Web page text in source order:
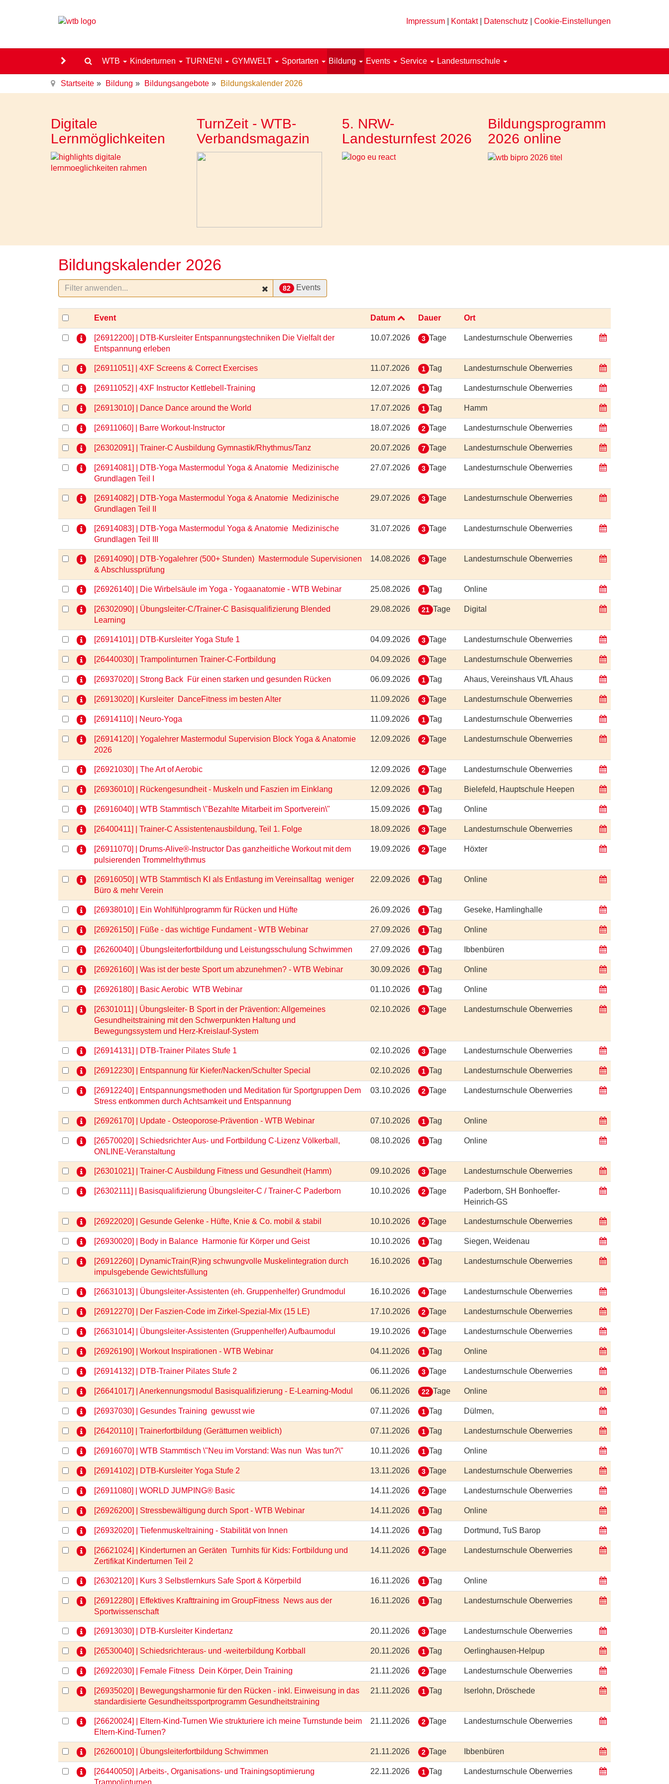
Impressum Kontakt| Datenschutz Cookie-Einstellungen
WTB Kinderturnen TURNEN! GYMWELT Sportarten Bildung Events Service Landesturnschule
Startseite Bildung Bildungsangebote Bildungskalender 2026
Digitale
Lernmöglichkeiten
TurnZeit - WTB-
Verbandsmagazin
5. NRW-
Landesturnfest 2026
Bildungsprogramm
2026 online
Bildungskalender 2026
82 Events
Event Datum Dauer Ort
[26912200] | DTB-Kursleiter Entspannungstechniken Die Vielfalt der
Entspannung erleben
10.07.2026 3 Tage Landesturnschule Oberwerries
[26911051] | 4XF Screens & Correct Exercises 11.07.2026 1 Tag Landesturnschule Oberwerries
[26911052] | 4XF Instructor Kettlebell-Training 12.07.2026 1 Tag Landesturnschule Oberwerries
[26913010] | Dance Dance around the World 17.07.2026 1 Tag Hamm
[26911060] | Barre Workout-Instructor 18.07.2026 2 Tage Landesturnschule Oberwerries
[26302091] | Trainer-C Ausbildung Gymnastik/Rhythmus/Tanz 20.07.2026 7 Tage Landesturnschule Oberwerries
[26914081] | DTB-Yoga Mastermodul Yoga & Anatomie  Medizinische
Grundlagen Teil I
27.07.2026 3 Tage Landesturnschule Oberwerries
[26914082] | DTB-Yoga Mastermodul Yoga & Anatomie  Medizinische
Grundlagen Teil II
29.07.2026 3 Tage Landesturnschule Oberwerries
[26914083] | DTB-Yoga Mastermodul Yoga & Anatomie  Medizinische
Grundlagen Teil III
31.07.2026 3 Tage Landesturnschule Oberwerries
[26914090] | DTB-Yogalehrer (500+ Stunden)  Mastermodule Supervisionen
& Abschlussprüfung
14.08.2026 3 Tage Landesturnschule Oberwerries
[26926140] | Die Wirbelsäule im Yoga - Yogaanatomie - WTB Webinar 25.08.2026 1 Tag Online
[26302090] | Übungsleiter-C/Trainer-C Basisqualifizierung Blended
Learning
29.08.2026 21 Tage Digital
[26914101] | DTB-Kursleiter Yoga Stufe 1 04.09.2026 3 Tage Landesturnschule Oberwerries
[26440030] | Trampolinturnen Trainer-C-Fortbildung 04.09.2026 3 Tage Landesturnschule Oberwerries
[26937020] | Strong Back  Für einen starken und gesunden Rücken 06.09.2026 1 Tag Ahaus, Vereinshaus VfL Ahaus
[26913020] | Kursleiter  DanceFitness im besten Alter 11.09.2026 3 Tage Landesturnschule Oberwerries
[26914110] | Neuro-Yoga 11.09.2026 1 Tag Landesturnschule Oberwerries
[26914120] | Yogalehrer Mastermodul Supervision Block Yoga & Anatomie
2026
12.09.2026 2 Tage Landesturnschule Oberwerries
[26921030] | The Art of Aerobic 12.09.2026 2 Tage Landesturnschule Oberwerries
[26936010] | Rückengesundheit - Muskeln und Faszien im Einklang 12.09.2026 1 Tag Bielefeld, Hauptschule Heepen
[26916040] | WTB Stammtisch \"Bezahlte Mitarbeit im Sportverein\" 15.09.2026 1 Tag Online
[26400411] | Trainer-C Assistentenausbildung, Teil 1. Folge 18.09.2026 3 Tage Landesturnschule Oberwerries
[26911070] | Drums-Alive®-Instructor Das ganzheitliche Workout mit dem
pulsierenden Trommelrhythmus
19.09.2026 2 Tage Höxter
[26916050] | WTB Stammtisch KI als Entlastung im Vereinsalltag  weniger
Büro & mehr Verein
22.09.2026 1 Tag Online
[26938010] | Ein Wohlfühlprogramm für Rücken und Hüfte 26.09.2026 1 Tag Geseke, Hamlinghalle
[26926150] | Füße - das wichtige Fundament - WTB Webinar 27.09.2026 1 Tag Online
[26260040] | Übungsleiterfortbildung und Leistungsschulung Schwimmen 27.09.2026 1 Tag Ibbenbüren
[26926160] | Was ist der beste Sport um abzunehmen? - WTB Webinar 30.09.2026 1 Tag Online
[26926180] | Basic Aerobic  WTB Webinar 01.10.2026 1 Tag Online
[26301011] | Übungsleiter- B Sport in der Prävention: Allgemeines
Gesundheitstraining mit den Schwerpunkten Haltung und
Bewegungssystem und Herz-Kreislauf-System
02.10.2026 3 Tage Landesturnschule Oberwerries
[26914131] | DTB-Trainer Pilates Stufe 1 02.10.2026 3 Tage Landesturnschule Oberwerries
[26912230] | Entspannung für Kiefer/Nacken/Schulter Special 02.10.2026 1 Tag Landesturnschule Oberwerries
[26912240] | Entspannungsmethoden und Meditation für Sportgruppen Dem
Stress entkommen durch Achtsamkeit und Entspannung
03.10.2026 2 Tage Landesturnschule Oberwerries
[26926170] | Update - Osteoporose-Prävention - WTB Webinar 07.10.2026 1 Tag Online
[26570020] | Schiedsrichter Aus- und Fortbildung C-Lizenz Völkerball,
ONLINE-Veranstaltung
08.10.2026 1 Tag Online
[26301021] | Trainer-C Ausbildung Fitness und Gesundheit (Hamm) 09.10.2026 3 Tage Landesturnschule Oberwerries
[26302111] | Basisqualifizierung Übungsleiter-C / Trainer-C Paderborn 10.10.2026 2 Tage
Paderborn, SH Bonhoeffer-
Heinrich-GS
[26922020] | Gesunde Gelenke - Hüfte, Knie & Co. mobil & stabil 10.10.2026 2 Tage Landesturnschule Oberwerries
[26930020] | Body in Balance  Harmonie für Körper und Geist 10.10.2026 1 Tag Siegen, Weidenau
[26912260] | DynamicTrain(R)ing schwungvolle Muskelintegration durch
impulsgebende Gewichtsfüllung
16.10.2026 1 Tag Landesturnschule Oberwerries
[26631013] | Übungsleiter-Assistenten (eh. Gruppenhelfer) Grundmodul 16.10.2026 4 Tage Landesturnschule Oberwerries
[26912270] | Der Faszien-Code im Zirkel-Spezial-Mix (15 LE) 17.10.2026 2 Tage Landesturnschule Oberwerries
[26631014] | Übungsleiter-Assistenten (Gruppenhelfer) Aufbaumodul 19.10.2026 4 Tage Landesturnschule Oberwerries
[26926190] | Workout Inspirationen - WTB Webinar 04.11.2026 1 Tag Online
[26914132] | DTB-Trainer Pilates Stufe 2 06.11.2026 3 Tage Landesturnschule Oberwerries
[26641017] | Anerkennungsmodul Basisqualifizierung - E-Learning-Modul 06.11.2026 22 Tage Online
[26937030] | Gesundes Training  gewusst wie 07.11.2026 1 Tag Dülmen,
[26420110] | Trainerfortbildung (Gerätturnen weiblich) 07.11.2026 1 Tag Landesturnschule Oberwerries
[26916070] | WTB Stammtisch \"Neu im Vorstand: Was nun  Was tun?\" 10.11.2026 1 Tag Online
[26914102] | DTB-Kursleiter Yoga Stufe 2 13.11.2026 3 Tage Landesturnschule Oberwerries
[26911080] | WORLD JUMPING® Basic 14.11.2026 2 Tage Landesturnschule Oberwerries
[26926200] | Stressbewältigung durch Sport - WTB Webinar 14.11.2026 1 Tag Online
[26932020] | Tiefenmuskeltraining - Stabilität von Innen 14.11.2026 1 Tag Dortmund, TuS Barop
[26621024] | Kinderturnen an Geräten  Turnhits für Kids: Fortbildung und
Zertifikat Kinderturnen Teil 2
14.11.2026 2 Tage Landesturnschule Oberwerries
[26302120] | Kurs 3 Selbstlernkurs Safe Sport & Körperbild 16.11.2026 1 Tag Online
[26912280] | Effektives Krafttraining im GroupFitness  News aus der
Sportwissenschaft
16.11.2026 1 Tag Landesturnschule Oberwerries
[26913030] | DTB-Kursleiter Kindertanz 20.11.2026 3 Tage Landesturnschule Oberwerries
[26530040] | Schiedsrichteraus- und -weiterbildung Korbball 20.11.2026 1 Tag Oerlinghausen-Helpup
[26922030] | Female Fitness  Dein Körper, Dein Training 21.11.2026 2 Tage Landesturnschule Oberwerries
[26935020] | Bewegungsharmonie für den Rücken - inkl. Einweisung in das
standardisierte Gesundheitssportprogramm Gesundheitstraining
21.11.2026 1 Tag Iserlohn, Dröschede
[26620024] | Eltern-Kind-Turnen Wie strukturiere ich meine Turnstunde beim
Eltern-Kind-Turnen?
21.11.2026 2 Tage Landesturnschule Oberwerries
[26260010] | Übungsleiterfortbildung Schwimmen 21.11.2026 2 Tage Ibbenbüren
[26440050] | Arbeits-, Organisations- und Trainingsoptimierung
Trampolinturnen
22.11.2026 1 Tag Landesturnschule Oberwerries